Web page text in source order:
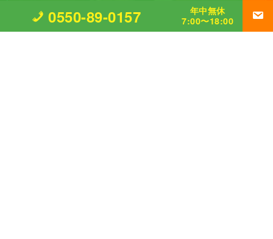
0550-89-0157
年中無休
7:00〜18:00